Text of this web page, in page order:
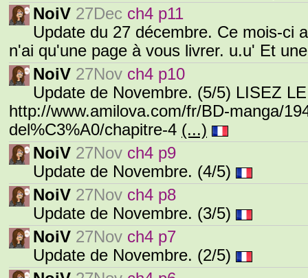
NoiV 27Dec ch4 p11
Update du 27 décembre. Ce mois-ci
n'ai qu'une page à vous livrer. u.u' Et
NoiV 27Nov ch4 p10
Update de Novembre. (5/5) LISEZ
http://www.amilova.com/fr/BD-manga/
del%C3%A0/chapitre-4 (...)
NoiV 27Nov ch4 p9
Update de Novembre. (4/5)
NoiV 27Nov ch4 p8
Update de Novembre. (3/5)
NoiV 27Nov ch4 p7
Update de Novembre. (2/5)